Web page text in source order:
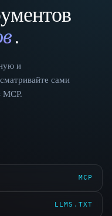
.
и
сами
MCP
LLMS.TXT